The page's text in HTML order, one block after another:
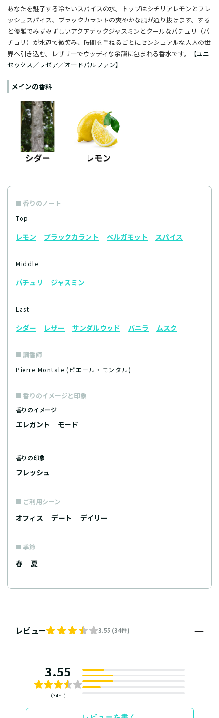
あなたを魅了する冷たいスパイスの水。トップはシチリアレモンとフレ
ッシュスパイス、ブラックカラントの爽やかな風が通り抜けます。する
と優雅でみずみずしいアクアテックジャスミンとクールなパチュリ（パ
チョリ）が水辺で微笑み、時間を重ねるごとにセンシュアルな大人の世
界へ引き込む。レザリーでウッディな余韻に包まれる香水です。
【ユニ
セックス／フゼア／オードパルファン】
メインの香料
香りのノート
Top
レモン ブラックカラント ベルガモット スパイス
Middle
パチュリ ジャスミン
Last
シダー レザー サンダルウッド バニラ ムスク
調香師
Pierre Montale (ピエール・モンタル)
香りのイメージと印象
香りのイメージ
エレガント モード
香りの印象
フレッシュ
ご利用シーン
オフィス デート デイリー
季節
春 夏
レビュー 3.55 (34件)
3.55
（34件）